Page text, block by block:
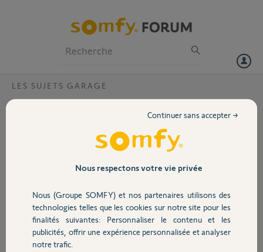
Volet
Sécurité
Domotique
LES SUJETS GARAGE
Code C5 dexxo pro 800 Io
Bonjour,
Mon dexxo pro 800 a
toujours super bien
fonctionné et d’un coup à
la fermeture il affiche un
J’ai remarqué un bruit
nouveau au niveau du
moto réducteur.
La porte ne force en
manuel et a l’air bien réglé.
Nous respectons votre vie privée
Nous (Groupe SOMFY) et nos partenaires utilisons des
technologies telles que les cookies sur notre site pour les
finalités suivantes: Personnaliser le contenu et les
publicités, offrir une expérience personnalisée et analyser
notre trafic.
Continuer sans accepter →